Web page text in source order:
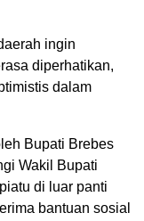
ingin
diperhatikan,
dalam
Bupati Brebes
Wakil Bupati
di luar panti
bantuan sosial